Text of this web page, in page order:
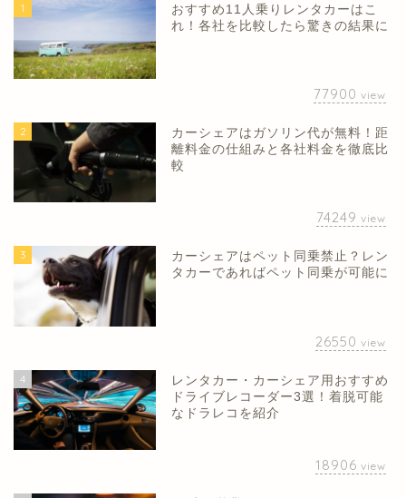
1
おすすめ11人乗りレンタカーはこ
れ！各社を比較したら驚きの結果に
77900 view
2
カーシェアはガソリン代が無料！距
離料金の仕組みと各社料金を徹底比
較
74249 view
3
カーシェアはペット同乗禁止？レン
タカーであればペット同乗が可能に
26550 view
4
レンタカー・カーシェア用おすすめ
ドライブレコーダー3選！着脱可能
なドラレコを紹介
18906 view